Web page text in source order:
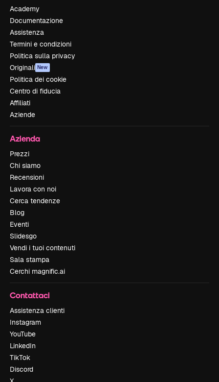
Academy
Documentazione
Assistenza
Termini e condizioni
Politica sulla privacy
Originali New
Politica dei cookie
Centro di fiducia
Affiliati
Aziende
Azienda
Prezzi
Chi siamo
Recensioni
Lavora con noi
Cerca tendenze
Blog
Eventi
Slidesgo
Vendi i tuoi contenuti
Sala stampa
Cerchi magnific.ai
Contattaci
Assistenza clienti
Instagram
YouTube
LinkedIn
TikTok
Discord